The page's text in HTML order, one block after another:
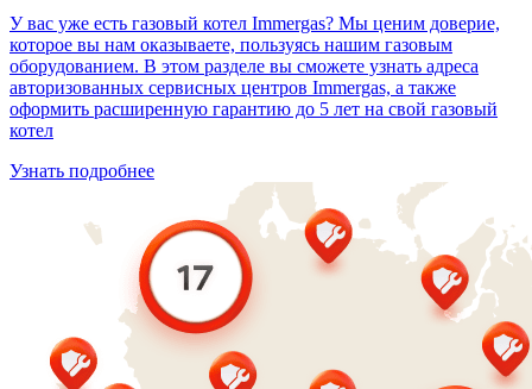
У вас уже есть газовый котел Immergas? Мы ценим доверие,
которое вы нам оказываете, пользуясь нашим газовым
оборудованием. В этом разделе вы сможете узнать адреса
авторизованных сервисных центров Immergas, а также
оформить расширенную гарантию до 5 лет на свой газовый
котел
Узнать подробнее